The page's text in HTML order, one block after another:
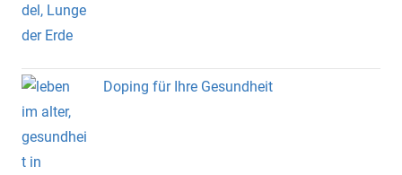
Doping für Ihre Gesundheit